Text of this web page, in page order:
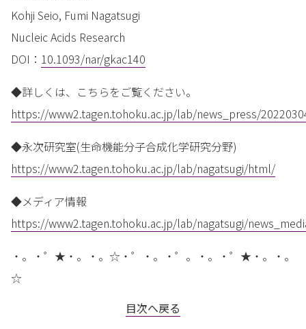
Kohji Seio, Fumi Nagatsugi
Nucleic Acids Research
DOI： 10.1093/nar/gkac140
◆詳しくは、こちらをご覧ください。
https://www2.tagen.tohoku.ac.jp/lab/news_press/
◆永次研究室(生命機能分子合成化学研究分野)
https://www2.tagen.tohoku.ac.jp/lab/nagatsugi/html/
◆メディア情報
https://www2.tagen.tohoku.ac.jp/lab/nagatsugi/
・。・゜★・。・。☆・゜・。・゜。・。・゜★・。・。
☆
目次へ戻る